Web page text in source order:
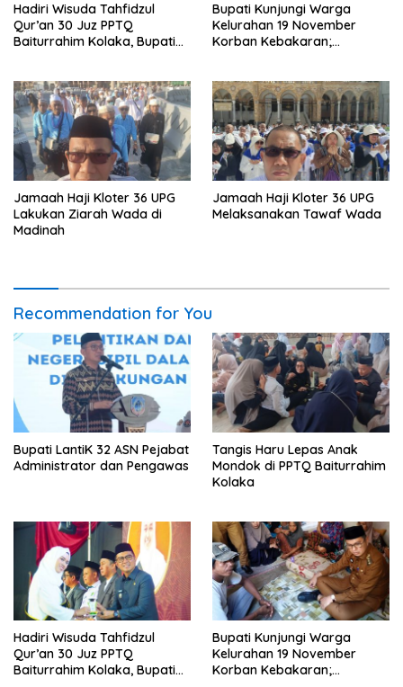
Hadiri Wisuda Tahfidzul
Qur’an 30 Juz PPTQ
Baiturrahim Kolaka, Bupati
Bupati Kunjungi Warga
Kelurahan 19 November
Korban Kebakaran;
Jamaah Haji Kloter 36 UPG
Lakukan Ziarah Wada di
Madinah
Jamaah Haji Kloter 36 UPG
Melaksanakan Tawaf Wada
Recommendation for You
Bupati LantiK 32 ASN Pejabat
Administrator dan Pengawas
Tangis Haru Lepas Anak
Mondok di PPTQ Baiturrahim
Kolaka
Hadiri Wisuda Tahfidzul
Qur’an 30 Juz PPTQ
Baiturrahim Kolaka, Bupati
Bupati Kunjungi Warga
Kelurahan 19 November
Korban Kebakaran;